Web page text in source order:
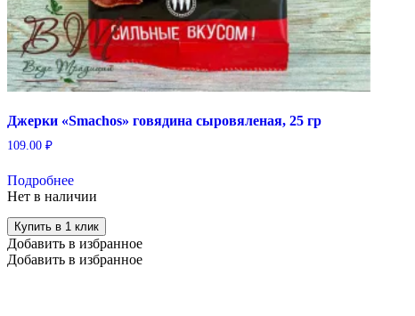
Джерки «Smachos» говядина сыровяленая, 25 гр
109.00 ₽
Подробнее
Нет в наличии
Купить в 1 клик
Добавить в избранное
Добавить в избранное